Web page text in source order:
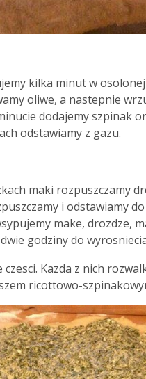
kilka minut w osolonej
oliwe, a nastepnie
dodajemy szpinak
odstawiamy z gazu.
maki rozpuszczamy
i odstawiamy
make, drozdze,
godziny do
czesci. Kazda z nich
ricottowo-